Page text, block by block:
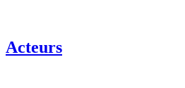
Acteurs